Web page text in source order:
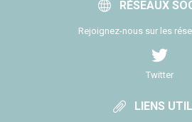
RÉSEAUX
Rejoignez-nous sur les
Twitter
LIENS